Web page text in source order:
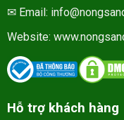
✉ Email:
Website:
Hỗ trợ khách hàng